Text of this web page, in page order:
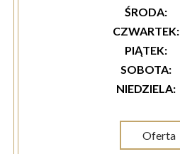
ŚRODA:
CZWARTEK:
PIĄTEK:
SOBOTA:
NIEDZIELA:
Oferta